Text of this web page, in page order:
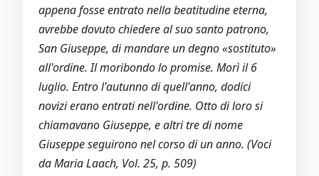
appena fosse entrato nella beatitudine eterna,
avrebbe dovuto chiedere al suo santo patrono,
San Giuseppe, di mandare un degno «sostituto»
all'ordine. Il moribondo lo promise. Morì il 6
luglio. Entro l'autunno di quell'anno, dodici
novizi erano entrati nell'ordine. Otto di loro si
chiamavano Giuseppe, e altri tre di nome
Giuseppe seguirono nel corso di un anno. (Voci
da Maria Laach, Vol. 25, p. 509)